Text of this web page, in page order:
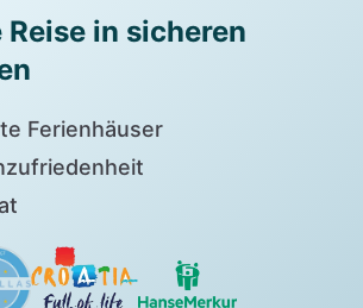
Reise in sicheren
Ferienhäuser